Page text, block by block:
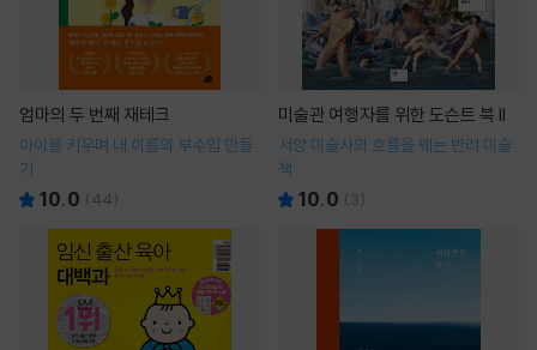
엄마의 두 번째 재테크
아이를 키우며 내 이름의 부수입 만들
기
10.0 (44)
미술관 여행자를 위한 도슨트 북 II
서양 미술사의 흐름을 꿰는 반려 미술
책
10.0 ( 3)